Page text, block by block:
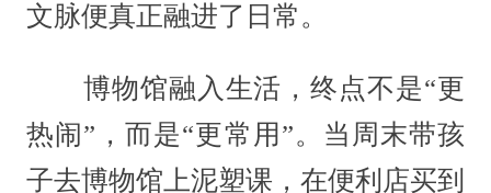
文脉便真正融进了日常。
博物馆融入生活，终点不是“更
热闹”，而是“更常用”。当周末带孩
子去博物馆上泥塑课，在便利店买到